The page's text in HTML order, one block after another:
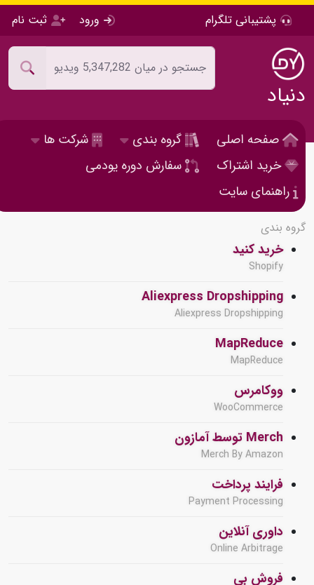
پشتیبانی تلگرام ورود ثبت نام
دنیاد
صفحه اصلی گروه بندی
شرکت ها
خرید اشتراک
سفارش دوره یودمی
راهنمای سایت
گروه بندی
خرید کنید
Shopify
Aliexpress Dropshipping
Aliexpress Dropshipping
MapReduce
MapReduce
ووکامرس
WooCommerce
Merch توسط آمازون
Merch By Amazon
فرایند پرداخت
Payment Processing
داوری آنلاین
Online Arbitrage
فروش بی